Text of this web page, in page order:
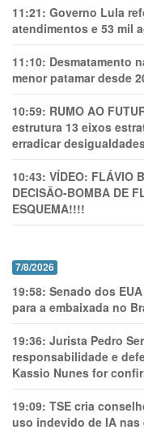
11:21: Governo Lula
atendimentos e 53 mil
11:10: Desmatamento
menor patamar desde
10:59: RUMO AO
estrutura 13 eixos
erradicar
10:43: VÍDEO: FLÁVIO
DECISÃO-BOMBA DE
ESQUEMA!!!!
7/8/2026
19:58: Senado dos
para a embaixada no
19:36: Jurista Pedro
responsabilidade e
Kassio Nunes for
19:09: TSE cria
uso indevido de IA nas